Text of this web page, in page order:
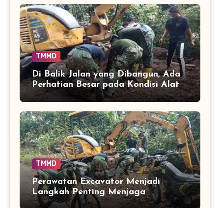
TMMD
Di Balik Jalan yang Dibangun, Ada
Perhatian Besar pada Kondisi Alat
Berat
TMMD
Perawatan Excavator Menjadi
Langkah Penting Menjaga
Kelancaran Peningkatan Jalan